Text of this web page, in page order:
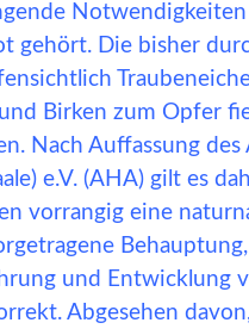
gehört. Die bisher
Birken zum Opfer
Nach Auffassung des
e.V. (AHA) gilt es
vorrangig eine
und Entwicklung
Abgesehen